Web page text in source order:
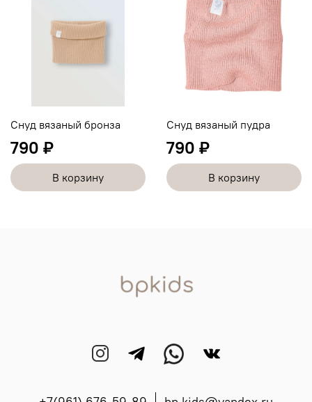
Снуд вязаный бронза
790 ₽
В корзину
Снуд вязаный пудра
790 ₽
В корзину